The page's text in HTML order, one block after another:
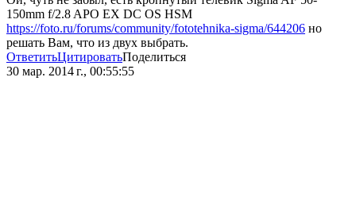
150mm f/2.8 APO EX DC OS HSM
https://foto.ru/forums/community/fototehnika-sigma/644206 но
решать Вам, что из двух выбрать.
ОтветитьЦитироватьПоделиться
30 мар. 2014 г., 00:55:55